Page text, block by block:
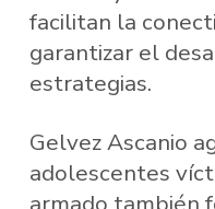
facilitan la
garantizar el
estrategias.
Gelvez Ascanio
adolescentes